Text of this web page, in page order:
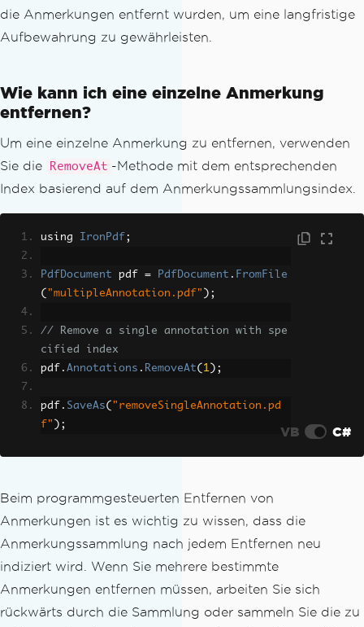
die Anmerkungen entfernt wurden, um eine langfristige
Aufbewahrung zu gewährleisten.
Wie kann ich eine einzelne Anmerkung
entfernen?
Um eine einzelne Anmerkung zu entfernen, verwenden
Sie die
RemoveAt -Methode mit dem entsprechenden
Index basierend auf dem Anmerkungssammlungsindex.
using IronPdf ;
PdfDocument pdf = PdfDocument . FromFile
( "multipleAnnotation.pdf" );
// Remove a single annotation with spe
cified index
pdf . Annotations . RemoveAt( 1 );
pdf . SaveAs( "removeSingleAnnotation.pd
f" ); VB C#
Beim programmgesteuerten Entfernen von
Anmerkungen ist es wichtig zu wissen, dass die
Anmerkungssammlung nach jedem Entfernen neu
indiziert wird. Wenn Sie mehrere bestimmte
Anmerkungen entfernen müssen, arbeiten Sie sich
rückwärts durch die Sammlung oder sammeln Sie die zu